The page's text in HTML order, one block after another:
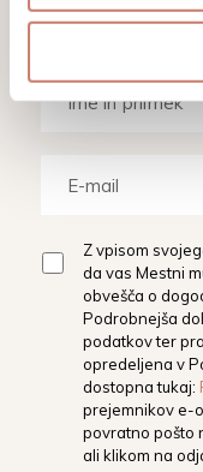
razstavam.
Z vpisom
da vas Mestni
obvešča o
Podrobnejša
podatkov ter
opredeljena v
dostopna tukaj:
prejemnikov e-
povratno pošto
ali klikom na